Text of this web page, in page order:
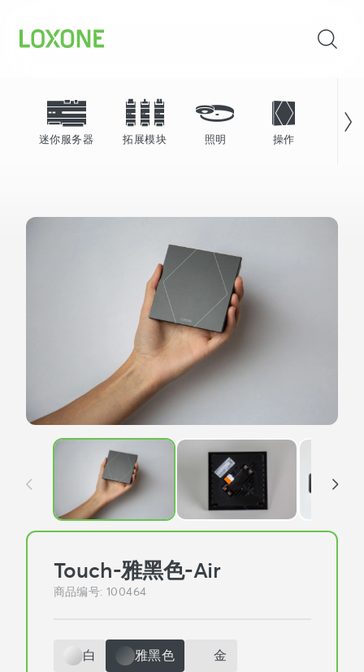
迷你服务器 拓展模块 照明 操作
Touch-雅黑色-Air
商品编号:100464
白 雅黑色 金